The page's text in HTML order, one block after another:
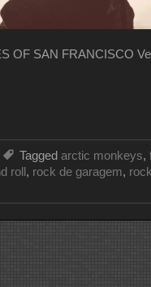
OF SAN FRANCISCO
Tagged arctic monkeys,
roll, rock de garagem,